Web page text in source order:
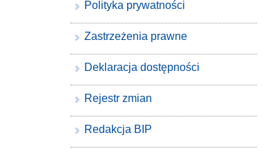
Polityka prywatności
Zastrzeżenia prawne
Deklaracja dostępności
Rejestr zmian
Redakcja BIP